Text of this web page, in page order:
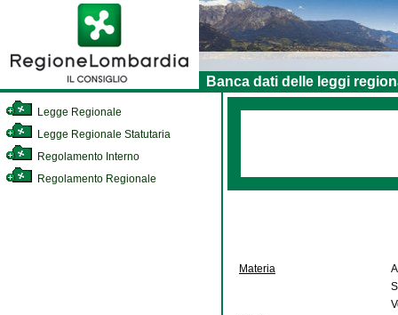
Banca dati delle leggi
Legge Regionale
Legge Regionale Statutaria
Regolamento Interno
Regolamento Regionale
Materia